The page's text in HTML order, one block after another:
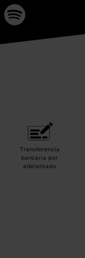
Transferencia
bancaria por
adelantado